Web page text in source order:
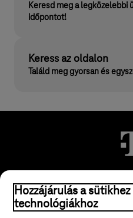
Keresd meg a legközelebbi
időpontot!
Keress az oldalon
Találd meg gyorsan és
© 2026 Magyar Telekom Nyrt.
Hozzájárulás a
technológiákhoz